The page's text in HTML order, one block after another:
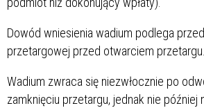
Dowód wniesienia wadium podlega
przetargowej przed otwarciem przetargu.
Wadium zwraca się niezwłocznie po
zamknięciu przetargu, jednak nie później